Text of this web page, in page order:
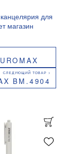
канцелярия для
магазин
BM.4904